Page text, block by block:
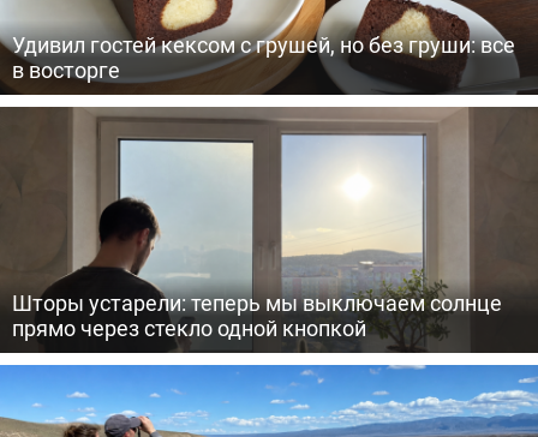
Удивил гостей кексом с грушей, но без груши: все
в восторге
Шторы устарели: теперь мы выключаем солнце
прямо через стекло одной кнопкой